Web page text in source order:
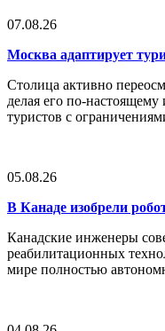
07.08.26
Москва адаптирует
Столица активно
делая его по-
туристов с
05.08.26
В Канаде изобрели
Канадские инженеры
реабилитационных
мире полностью